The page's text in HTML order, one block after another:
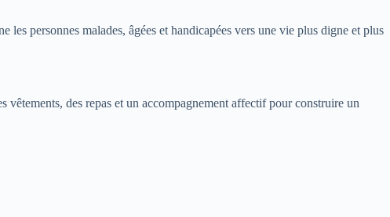
personnes malades, âgées et handicapées vers une vie plus digne et plus
des repas et un accompagnement affectif pour construire un